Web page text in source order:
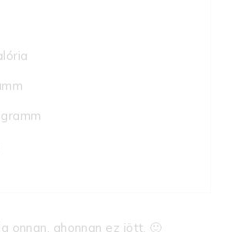
onnan, ahonnan ez jött. 🙂